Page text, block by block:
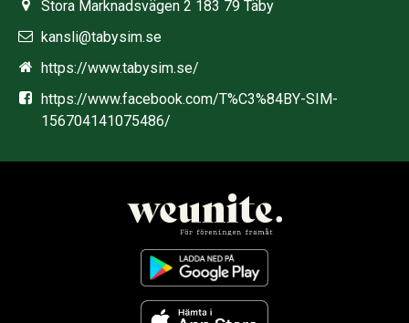
Stora Marknadsvägen 2 183 79 Täby
kansli@tabysim.se
https://www.tabysim.se/
https://www.facebook.com/T%C3%84BY-SIM-
156704141075486/